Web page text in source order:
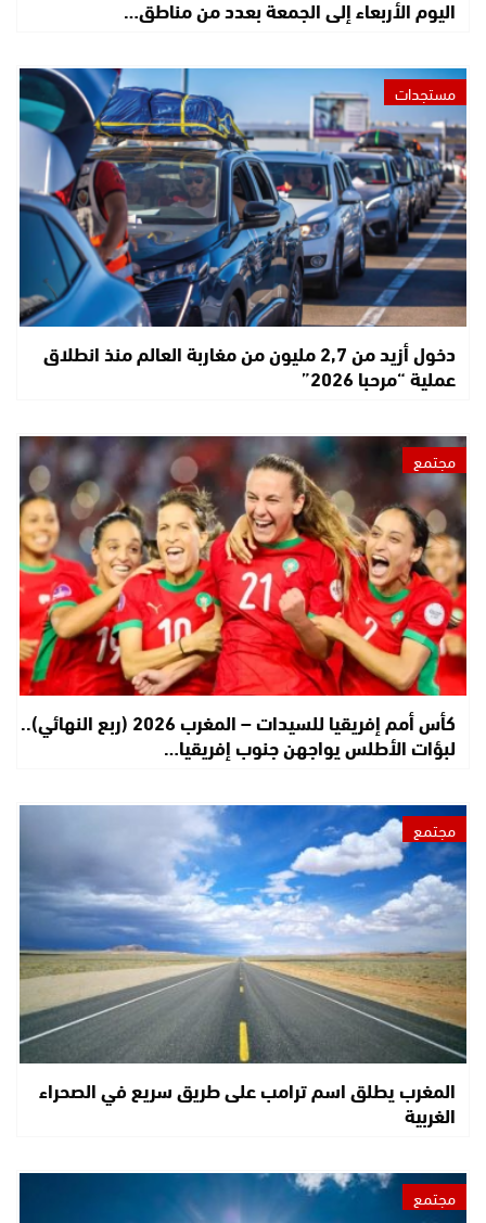
اليوم الأربعاء إلى الجمعة بعدد من مناطق…
مستجدات
دخول أزيد من 2,7 مليون من مغاربة العالم منذ انطلاق
عملية “مرحبا 2026”
مجتمع
كأس أمم إفريقيا للسيدات – المغرب 2026 (ربع النهائي)..
لبؤات الأطلس يواجهن جنوب إفريقيا…
مجتمع
المغرب يطلق اسم ترامب على طريق سريع في الصحراء
الغربية
مجتمع